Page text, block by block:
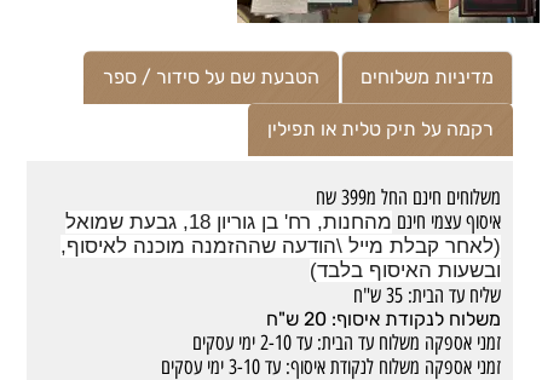
מדיניות משלוחים הטבעת שם על סידור / ספר
רקמה על תיק טלית או תפילין
משלוחים חינם החל מ399 שח
איסוף עצמי חינם
מהחנות, רח' בן גוריון 18, גבעת שמואל
(לאחר קבלת מייל \הודעה שההזמנה מוכנה לאיסוף,
ובשעות האיסוף בלבד)
שליח עד הבית: 35 ש"ח
משלוח לנקודת איסוף: 20 ש"ח
זמני אספקה משלוח עד הבית: עד 2-10 ימי עסקים
זמני אספקה משלוח לנקודת איסוף: עד 3-10 ימי עסקים